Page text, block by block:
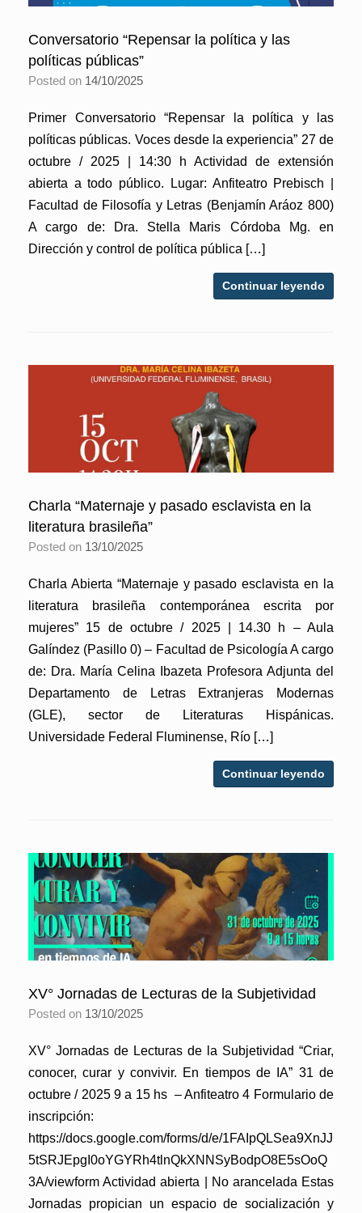
Conversatorio “Repensar la política y las
políticas públicas”
Posted on 14/10/2025
Primer Conversatorio “Repensar la política y las
políticas públicas. Voces desde la experiencia” 27 de
octubre / 2025 | 14:30 h Actividad de extensión
abierta a todo público. Lugar: Anfiteatro Prebisch |
Facultad de Filosofía y Letras (Benjamín Aráoz 800)
A cargo de: Dra. Stella Maris Córdoba Mg. en
Dirección y control de política pública […]
Continuar leyendo
Charla “Maternaje y pasado esclavista en la
literatura brasileña”
Posted on 13/10/2025
Charla Abierta “Maternaje y pasado esclavista en la
literatura brasileña contemporánea escrita por
mujeres” 15 de octubre / 2025 | 14.30 h – Aula
Galíndez (Pasillo 0) – Facultad de Psicología A cargo
de: Dra. María Celina Ibazeta Profesora Adjunta del
Departamento de Letras Extranjeras Modernas
(GLE), sector de Literaturas Hispánicas.
Universidade Federal Fluminense, Río […]
Continuar leyendo
XV° Jornadas de Lecturas de la Subjetividad
Posted on 13/10/2025
XV° Jornadas de Lecturas de la Subjetividad “Criar,
conocer, curar y convivir. En tiempos de IA” 31 de
octubre / 2025 9 a 15 hs – Anfiteatro 4 Formulario de
inscripción:
https://docs.google.com/forms/d/e/1FAIpQLSea9XnJJ
5tSRJEpgI0oYGYRh4tlnQkXNNSyBodpO8E5sOoQ
3A/viewform Actividad abierta | No arancelada Estas
Jornadas propician un espacio de socialización y